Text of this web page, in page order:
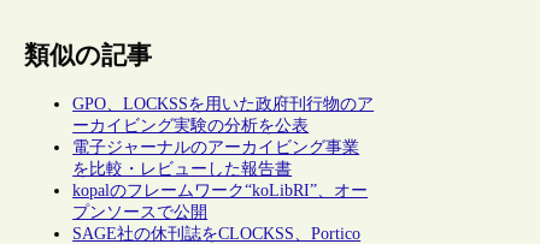
類似の記事
GPO、LOCKSSを用いた政府刊行物のア
ーカイビング実験の分析を公表
電子ジャーナルのアーカイビング事業
を比較・レビューした報告書
kopalのフレームワーク“koLibRI”、オー
プンソースで公開
SAGE社の休刊誌をCLOCKSS、Portico